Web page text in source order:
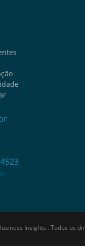
Insights . Todos os